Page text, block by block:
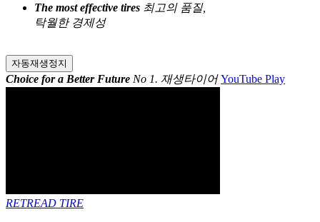
The most effective tires 최고의 품질,
탁월한 경제성
자동재생정지
Choice for a Better Future No 1. 재생타이어 YouTube Play
RETREAD TIRE